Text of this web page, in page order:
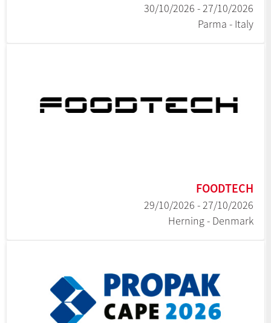
27/10/2026 - 30/10/2026
Parma - Italy
FOODTECH
27/10/2026 - 29/10/2026
Herning - Denmark